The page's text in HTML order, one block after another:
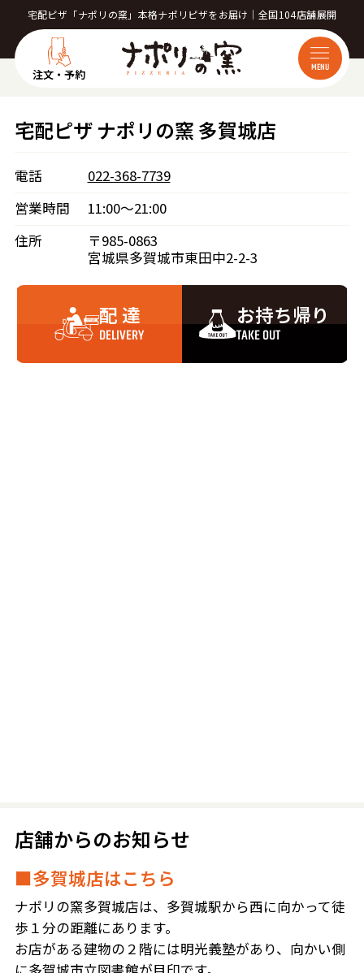
宅配ピザ「ナポリの窯」本格ナポリピザをお届け｜全国104店舗展開
注文・予約 MENU
宅配ピザ ナポリの窯 多賀城店
電話
022-368-7739
営業時間
11:00～21:00
住所
〒985-0863
宮城県多賀城市東田中2-2-3
配 達
DELIVERY
お持ち帰り
TAKE OUT
店舗からのお知らせ
■多賀城店はこちら
ナポリの窯多賀城店は、多賀城駅から西に向かって徒
歩１分の距離にあります。
お店がある建物の２階には明光義塾があり、向かい側